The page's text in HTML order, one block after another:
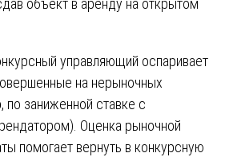
объект в аренду на открытом
управляющий оспаривает
на нерыночных
заниженной ставке с
Оценка рыночной
помогает вернуть в конкурсную